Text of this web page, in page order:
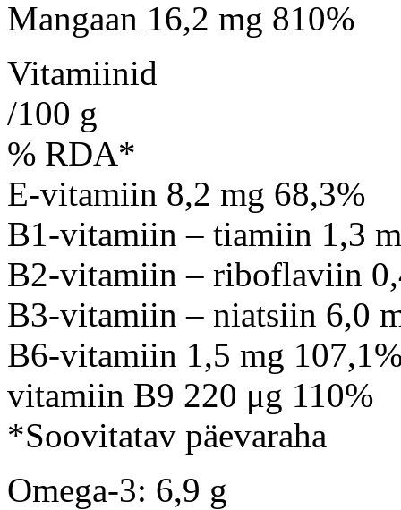
Mangaan 16,2 mg 810%
Vitamiinid
/100 g
% RDA*
E-vitamiin 8,2 mg 68,3%
B1-vitamiin – tiamiin 1,3
B2-vitamiin – riboflaviin
B3-vitamiin – niatsiin 6,0
B6-vitamiin 1,5 mg
vitamiin B9 220 μg 110%
*Soovitatav päevaraha
Omega-3: 6,9 g